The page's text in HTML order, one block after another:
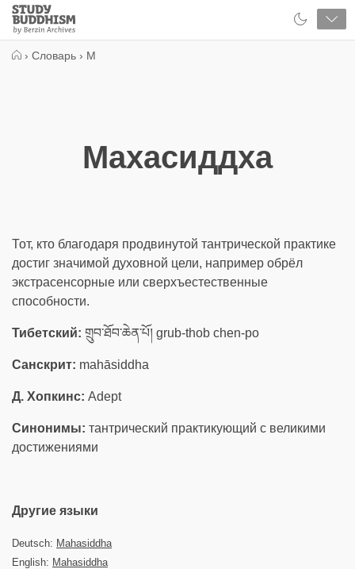
Close
Study
Buddhism
› Словарь › М
Махасиддха
Тот, кто благодаря продвинутой тантрической практике
достиг значимой духовной цели, например обрёл
экстрасенсорные или сверхъестественные
способности.
Тибетский: གྲུབ་ཐོབ་ཆེན་པོ། grub-thob chen-po
Санскрит: mahāsiddha
Д. Хопкинс: Adept
Синонимы: тантрический практикующий с великими
достижениями
Другие языки
Deutsch: Mahasiddha
English: Mahasiddha